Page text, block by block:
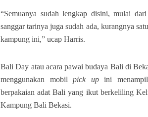
“Semuanya sudah lengkap disini, mulai
sanggar tarinya juga sudah ada, kurangnya
kampung ini,” ucap Harris.
Bali Day atau acara pawai budaya Bali di
menggunakan mobil pick upini
berpakaian adat Bali yang ikut berkeliling
Kampung Bali Bekasi.